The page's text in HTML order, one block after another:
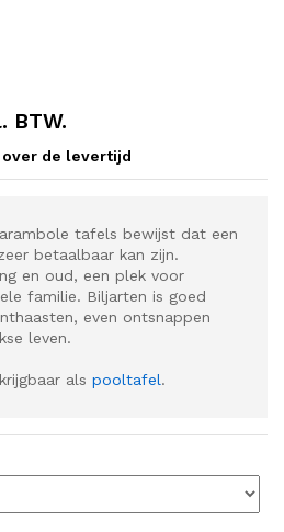
BTW.
de levertijd
tafels bewijst dat een
betaalbaar kan zijn.
en oud, een plek voor
familie. Biljarten is goed
even ontsnappen
leven.
als pooltafel.